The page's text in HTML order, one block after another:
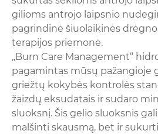
gilioms antrojo laipsnio
pagrindinė šiuolaikinės
terapijos priemonė.
„Burn Care Management“
pagamintas mūsų pažangioje
griežtų kokybės kontrolės
žaizdų eksudatais ir sudaro
sluoksnį. Šis gelio sluoksnis
malšinti skausmą, bet ir